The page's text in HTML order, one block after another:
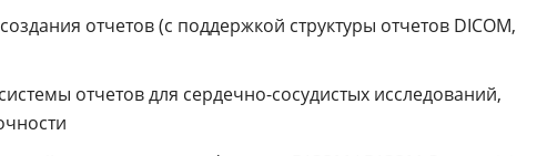
отчетов (с поддержкой структуры отчетов DICOM,
отчетов для сердечно-сосудистых исследований,